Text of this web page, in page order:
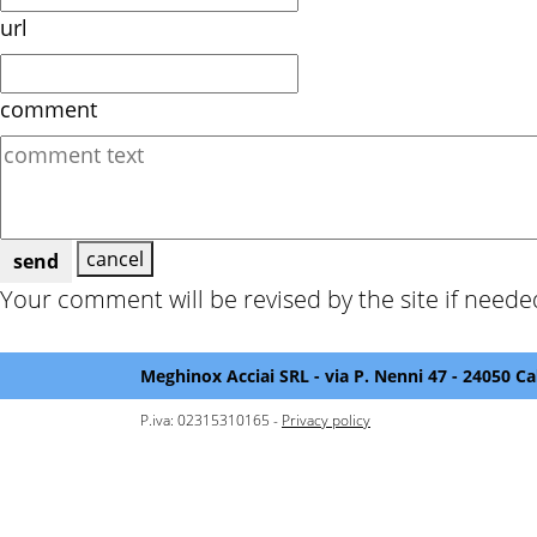
url
comment
send cancel
Your comment will be revised by the site if
Meghinox Acciai SRL - via P. Nenni 47 - 24050
P.iva: 02315310165 - Privacy policy